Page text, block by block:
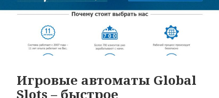
Игровые автоматы Global
Slots – быстрое